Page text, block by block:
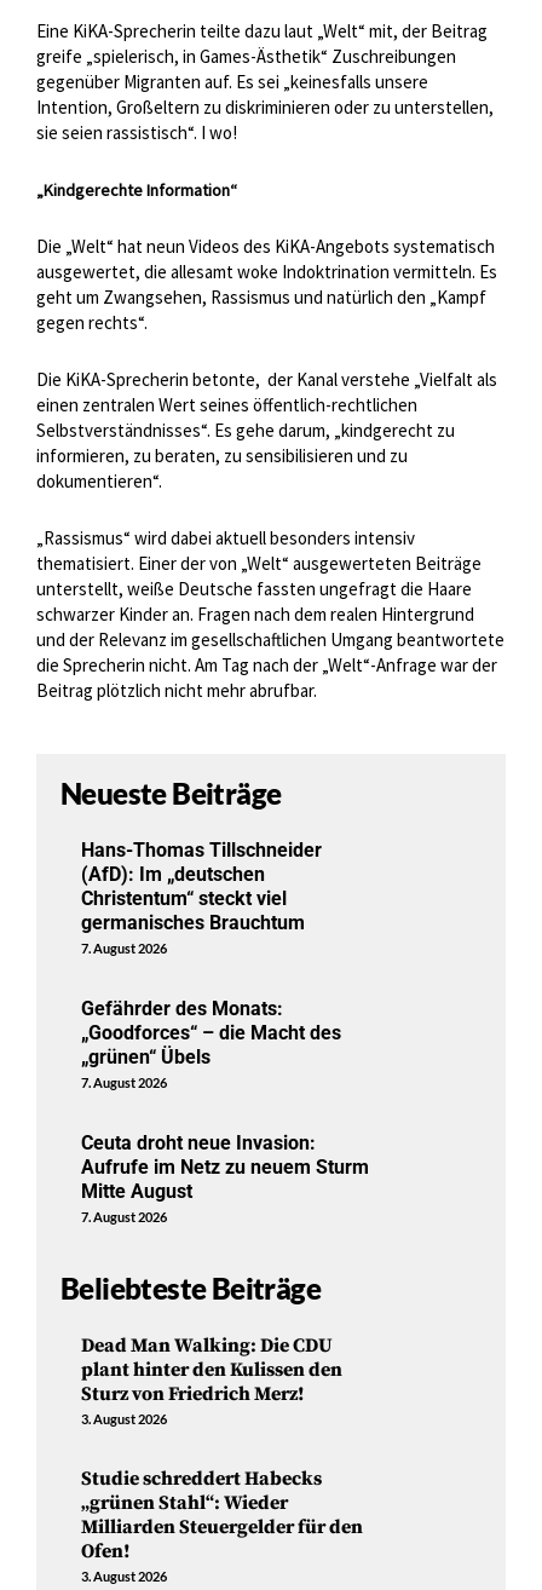
Eine KiKA-Sprecherin teilte dazu laut „Welt“ mit, der Beitrag
greife „spielerisch, in Games-Ästhetik“ Zuschreibungen
gegenüber Migranten auf. Es sei „keinesfalls unsere
Intention, Großeltern zu diskriminieren oder zu unterstellen,
sie seien rassistisch“. I wo!
„Kindgerechte Information“
Die „Welt“ hat neun Videos des KiKA-Angebots systematisch
ausgewertet, die allesamt woke Indoktrination vermitteln. Es
geht um Zwangsehen, Rassismus und natürlich den „Kampf
gegen rechts“.
Die KiKA-Sprecherin betonte, der Kanal verstehe „Vielfalt als
einen zentralen Wert seines öffentlich-rechtlichen
Selbstverständnisses“. Es gehe darum, „kindgerecht zu
informieren, zu beraten, zu sensibilisieren und zu
dokumentieren“.
„Rassismus“ wird dabei aktuell besonders intensiv
thematisiert. Einer der von „Welt“ ausgewerteten Beiträge
unterstellt, weiße Deutsche fassten ungefragt die Haare
schwarzer Kinder an. Fragen nach dem realen Hintergrund
und der Relevanz im gesellschaftlichen Umgang beantwortete
die Sprecherin nicht. Am Tag nach der „Welt“-Anfrage war der
Beitrag plötzlich nicht mehr abrufbar.
Neueste Beiträge
Hans-Thomas Tillschneider
(AfD): Im „deutschen
Christentum“ steckt viel
germanisches Brauchtum
7. August 2026
Gefährder des Monats:
„Goodforces“ – die Macht des
„grünen“ Übels
7. August 2026
Ceuta droht neue Invasion:
Aufrufe im Netz zu neuem Sturm
Mitte August
7. August 2026
Beliebteste Beiträge
Dead Man Walking: Die CDU
plant hinter den Kulissen den
Sturz von Friedrich Merz!
3. August 2026
Studie schreddert Habecks
„grünen Stahl“: Wieder
Milliarden Steuergelder für den
Ofen!
3. August 2026